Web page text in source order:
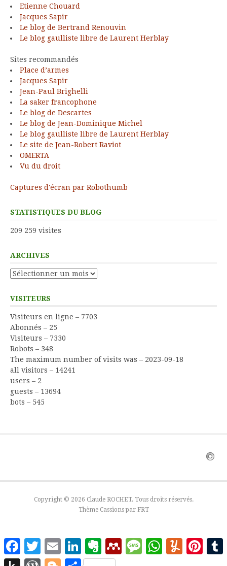
Etienne Chouard
Jacques Sapir
Le blog de Bertrand Renouvin
Le blog gaulliste libre de Laurent Herblay
Sites recommandés
Place d’armes
Jacques Sapir
Jean-Paul Brighelli
La saker francophone
Le blog de Descartes
Le blog de Jean-Dominique Michel
Le blog gaulliste libre de Laurent Herblay
Le site de Jean-Robert Raviot
OMERTA
Vu du droit
Captures d'écran par Robothumb
STATISTIQUES DU BLOG
209 259 visites
ARCHIVES
Archives
VISITEURS
Visiteurs en ligne – 7703
Abonnés – 25
Visiteurs – 7330
Robots – 348
The maximum number of visits was – 2023-09-18
all visitors – 14241
users – 2
guests – 13694
bots – 545
Copyright © 2026 Claude ROCHET. Tous droits réservés.
Thème Cassions par FRT
FacebookTwitterEmail LinkedInEvernoteMendeleyMessageWhatsAppYummly
Push WordPress
BloggerPartager